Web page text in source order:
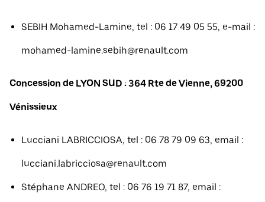
SEBIH Mohamed-Lamine, tel : 06 17 49 05 55, e-mail :
mohamed-lamine.sebih@renault.com
Concession de LYON SUD : 364 Rte de Vienne, 69200
Vénissieux
Lucciani LABRICCIOSA, tel : 06 78 79 09 63, email :
lucciani.labricciosa@renault.com
Stéphane ANDREO, tel : 06 76 19 71 87, email :